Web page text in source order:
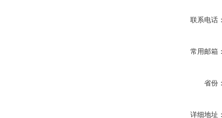
联系电话
常用邮箱
省份
详细地址